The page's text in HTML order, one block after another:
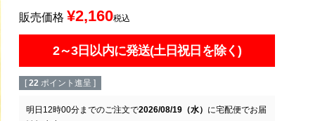
販売価格 ¥2,160税込
2～3日以内に発送(土日祝日を除く)
[ 22 ポイント進呈 ]
明日 12時00分までのご注文で2026/08/19（水） に宅配便でお届